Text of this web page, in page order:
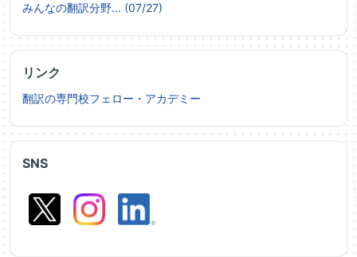
SNS
みんなの翻訳分野... (07/27)
リンク
翻訳の専門校フェロー・アカデミー